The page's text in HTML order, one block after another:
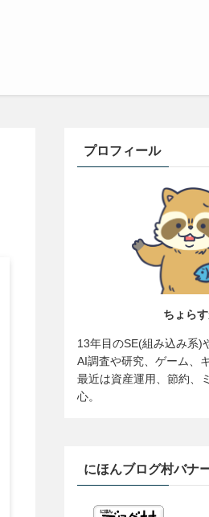
プロフィール
ちょら
13年目のSE(組み込み系)
AI調査や研究、ゲーム、
最近は資産運用、節約、
心。
にほんブログ村バナ